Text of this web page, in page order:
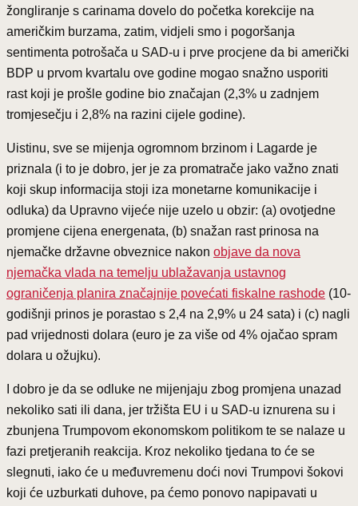
žongliranje s carinama dovelo do početka korekcije na
američkim burzama, zatim, vidjeli smo i pogoršanja
sentimenta potrošača u SAD-u i prve procjene da bi američki
BDP u prvom kvartalu ove godine mogao snažno usporiti
rast koji je prošle godine bio značajan (2,3% u zadnjem
tromjesečju i 2,8% na razini cijele godine).
Uistinu, sve se mijenja ogromnom brzinom i Lagarde je
priznala (i to je dobro, jer je za promatrače jako važno znati
koji skup informacija stoji iza monetarne komunikacije i
odluka) da Upravno vijeće nije uzelo u obzir: (a) ovotjedne
promjene cijena energenata, (b) snažan rast prinosa na
njemačke državne obveznice nakon objave da nova
njemačka vlada na temelju ublažavanja ustavnog
ograničenja planira značajnije povećati fiskalne rashode (10-
godišnji prinos je porastao s 2,4 na 2,9% u 24 sata) i (c) nagli
pad vrijednosti dolara (euro je za više od 4% ojačao spram
dolara u ožujku).
I dobro je da se odluke ne mijenjaju zbog promjena unazad
nekoliko sati ili dana, jer tržišta EU i u SAD-u iznurena su i
zbunjena Trumpovom ekonomskom politikom te se nalaze u
fazi pretjeranih reakcija. Kroz nekoliko tjedana to će se
slegnuti, iako će u međuvremenu doći novi Trumpovi šokovi
koji će uzburkati duhove, pa ćemo ponovo napipavati u